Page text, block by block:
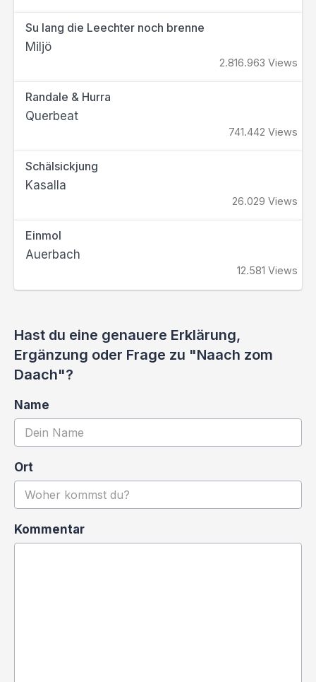
Su lang die Leechter noch brenne
Miljö
2.816.963 Views
Randale & Hurra
Querbeat
741.442 Views
Schälsickjung
Kasalla
26.029 Views
Einmol
Auerbach
12.581 Views
Hast du eine genauere Erklärung,
Ergänzung oder Frage zu "Naach zom
Daach"?
Name
Ort
Kommentar